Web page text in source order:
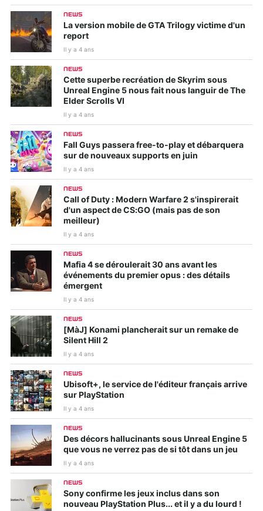
NEWS
La version mobile de GTA Trilogy victime d'un
report
Il y a 4 ans
NEWS
Cette superbe recréation de Skyrim sous
Unreal Engine 5 nous fait nous languir de The
Elder Scrolls VI
Il y a 4 ans
NEWS
Fall Guys passera free-to-play et débarquera
sur de nouveaux supports en juin
Il y a 4 ans
NEWS
Call of Duty : Modern Warfare 2 s'inspirerait
d'un aspect de CS:GO (mais pas de son
meilleur)
Il y a 4 ans
NEWS
Mafia 4 se déroulerait 30 ans avant les
événements du premier opus : des détails
émergent
Il y a 4 ans
NEWS
[MàJ] Konami plancherait sur un remake de
Silent Hill 2
Il y a 4 ans
NEWS
Ubisoft+, le service de l'éditeur français arrive
sur PlayStation
Il y a 4 ans
NEWS
Des décors hallucinants sous Unreal Engine 5
que vous ne verrez pas de si tôt dans un jeu
Il y a 4 ans
NEWS
Sony confirme les jeux inclus dans son
nouveau PlayStation Plus... et il y a du lourd !